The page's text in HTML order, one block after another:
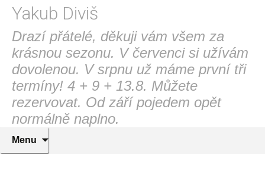
Yakub Diviš
Drazí přátelé, děkuji vám všem za
krásnou sezonu. V červenci si užívám
dovolenou. V srpnu už máme první tři
termíny! 4 + 9 + 13.8. Můžete
rezervovat. Od září pojedem opět
normálně naplno.
Menu